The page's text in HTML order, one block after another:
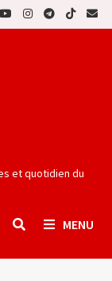
et quotidien du
MENU